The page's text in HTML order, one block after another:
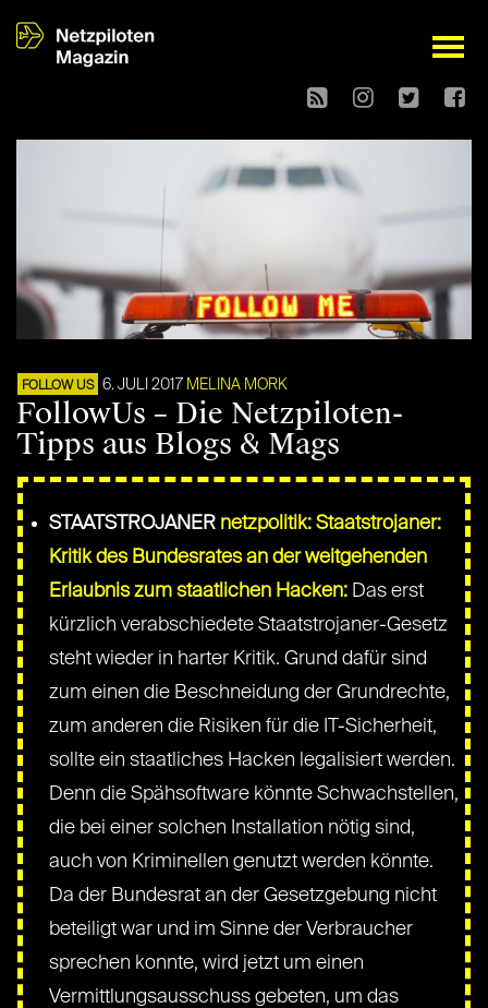
open
FOLLOW US 6. JULI 2017 MELINA MORK
FollowUs – Die Netzpiloten-
Tipps aus Blogs & Mags
STAATSTROJANER netzpolitik: Staatstrojaner:
Kritik des Bundesrates an der weitgehenden
Erlaubnis zum staatlichen Hacken: Das erst
kürzlich verabschiedete Staatstrojaner-Gesetz
steht wieder in harter Kritik. Grund dafür sind
zum einen die Beschneidung der Grundrechte,
zum anderen die Risiken für die IT-Sicherheit,
sollte ein staatliches Hacken legalisiert werden.
Denn die Spähsoftware könnte Schwachstellen,
die bei einer solchen Installation nötig sind,
auch von Kriminellen genutzt werden könnte.
Da der Bundesrat an der Gesetzgebung nicht
beteiligt war und im Sinne der Verbraucher
sprechen konnte, wird jetzt um einen
Vermittlungsausschuss gebeten, um das